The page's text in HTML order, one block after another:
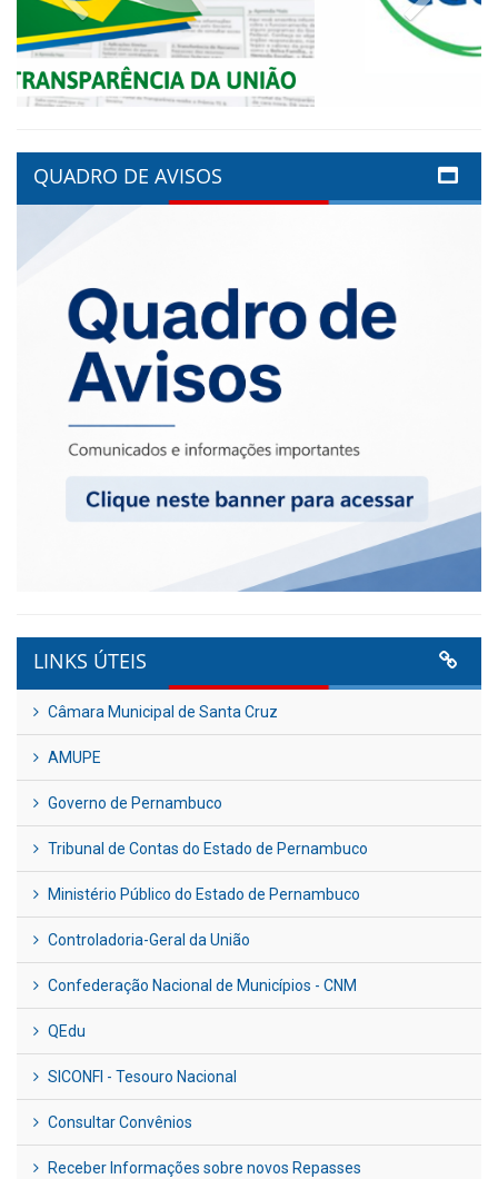
QUADRO DE AVISOS
LINKS ÚTEIS
Câmara Municipal de Santa Cruz
AMUPE
Governo de Pernambuco
Tribunal de Contas do Estado de Pernambuco
Ministério Público do Estado de Pernambuco
Controladoria-Geral da União
Confederação Nacional de Municípios - CNM
QEdu
SICONFI - Tesouro Nacional
Consultar Convênios
Receber Informações sobre novos Repasses